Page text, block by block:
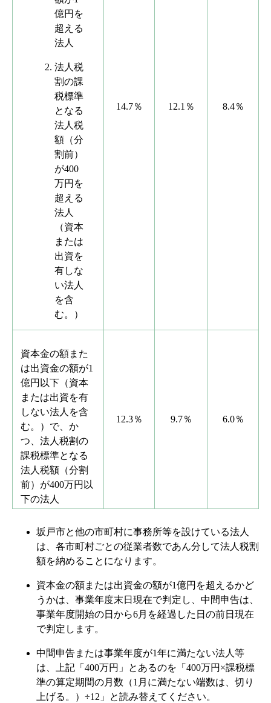
億円を
超える
法人
法人税
割の課
税標準
となる
法人税
額（分
割前）
が400
万円を
超える
法人
（資本
または
出資を
有しな
い法人
を含
む。）
14.7％ 12.1％ 8.4％
資本金の額また
は出資金の額が1
億円以下（資本
または出資を有
しない法人を含
む。）で、か
つ、法人税割の
課税標準となる
法人税額（分割
前）が400万円以
下の法人
12.3％ 9.7％ 6.0％
坂戸市と他の市町村に事務所等を設けている法人
は、各市町村ごとの従業者数であん分して法人税割
額を納めることになります。
資本金の額または出資金の額が1億円を超えるかど
うかは、事業年度末日現在で判定し、中間申告は、
事業年度開始の日から6月を経過した日の前日現在
で判定します。
中間申告または事業年度が1年に満たない法人等
は、上記「400万円」とあるのを「400万円×課税標
準の算定期間の月数（1月に満たない端数は、切り
上げる。）÷12」と読み替えてください。